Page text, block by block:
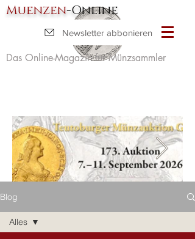
Muenzen-Online
Das Online-Magazin für Münzsammler
Newsletter abbonieren
Blog
Alles